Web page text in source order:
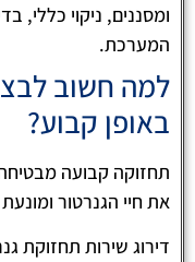
ומסננים, ניקוי כללי,
המערכת.
למה חשוב
באופן קבוע?
תחזוקה קבועה
את חיי הגנרטור